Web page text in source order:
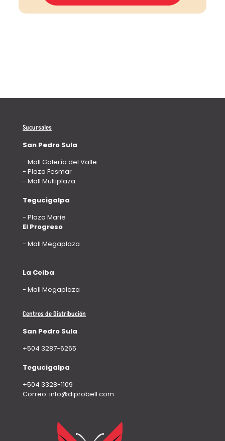
Sucursales
San Pedro Sula
- Mall Galería del Valle
- Plaza Fesmar
- Mall Multiplaza
Tegucigalpa
- Plaza Marie
El Progreso
- Mall Megaplaza
La Ceiba
- Mall Megaplaza
Centros de Distribución
San Pedro Sula
+504 3287-6265
Tegucigalpa
+504 3328-1109
Correo: info@diprobell.com